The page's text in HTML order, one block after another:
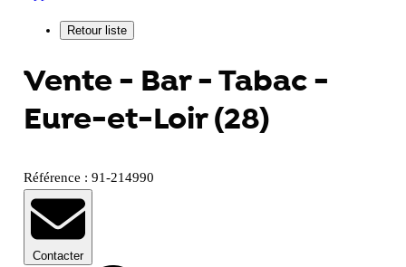
Vente - Bar - Tabac -
Eure-et-Loir (28)
Référence : 91-214990
Contacter